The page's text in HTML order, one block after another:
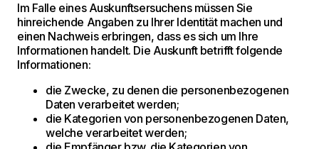
Im Falle eines Auskunftsersuchens müssen Sie
hinreichende Angaben zu Ihrer Identität machen und
einen Nachweis erbringen, dass es sich um Ihre
Informationen handelt. Die Auskunft betrifft folgende
Informationen:
die Zwecke, zu denen die personenbezogenen
Daten verarbeitet werden;
die Kategorien von personenbezogenen Daten,
welche verarbeitet werden;